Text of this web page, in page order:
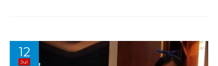
12
Jul